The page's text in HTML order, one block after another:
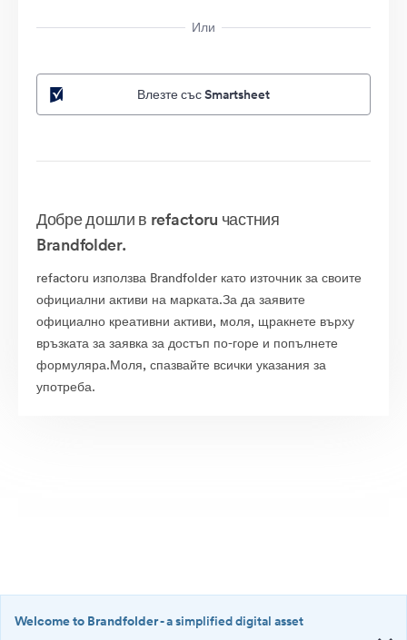
Или
Влезте със Smartsheet
Добре дошли в refactoru частния
Brandfolder.
refactoru използва Brandfolder като източник за своите
официални активи на марката.За да заявите
официално креативни активи, моля, щракнете върху
връзката за заявка за достъп по-горе и попълнете
формуляра.Моля, спазвайте всички указания за
употреба.
Welcome to Brandfolder- a simplified digital asset